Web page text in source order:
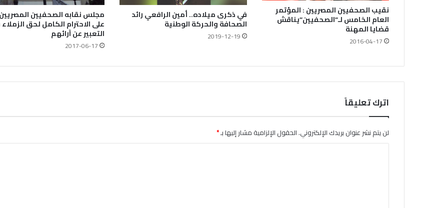
نقيب الصحفيين المصريين : المؤتمر
العام الخامس لـ”الصحفيين”يناقش
قضايا المهنة
2016-04-17
في ذكرى ميلاده.. أمين الرافعي رائد
الصحافة والحركة الوطنية
2019-12-19
مجلس نقابه الصحفيين
على الاحترام الكامل لحق
التعبير عن آرائهم
2017-06-17
اترك تعليقاً
لن يتم نشر عنوان بريدك الإلكتروني.الحقول الإلزامية مشار إليها بـ*